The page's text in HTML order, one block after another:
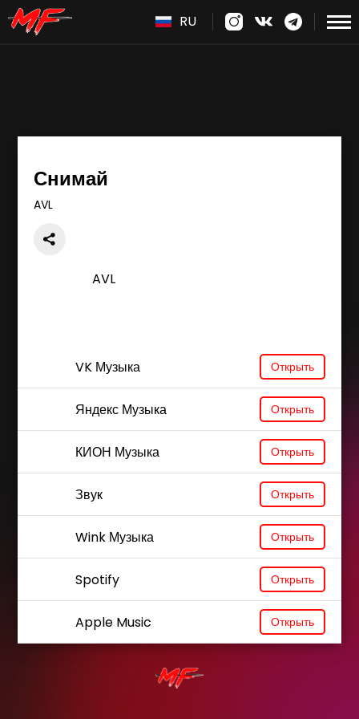
RU
Снимай
AVL
AVL
VK Музыка Открыть
Яндекс Музыка Открыть
КИОН Музыка Открыть
Звук Открыть
Wink Музыка Открыть
Spotify Открыть
Apple Music Открыть